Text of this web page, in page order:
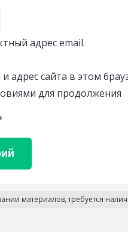
адрес email.
адрес сайта в этом
для продолжения
материалов, требуется